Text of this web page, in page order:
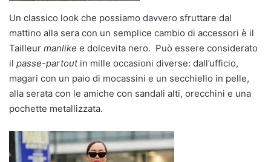
Un classico look che possiamo davvero sfruttare dal
mattino alla sera con un semplice cambio di accessori è il
Tailleur manlike e dolcevita nero. Può essere considerato
il passe-partoutin mille occasioni diverse: dall’ufficio,
magari con un paio di mocassini e un secchiello in pelle,
alla serata con le amiche con sandali alti, orecchini e una
pochette metallizzata.